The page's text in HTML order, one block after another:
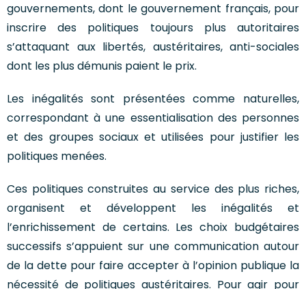
gouvernements, dont le gouvernement français, pour
inscrire des politiques toujours plus autoritaires
s’attaquant aux libertés, austéritaires, anti-sociales
dont les plus démunis paient le prix.
Les inégalités sont présentées comme naturelles,
correspondant à une essentialisation des personnes
et des groupes sociaux et utilisées pour justifier les
politiques menées.
Ces politiques construites au service des plus riches,
organisent et développent les inégalités et
l’enrichissement de certains. Les choix budgétaires
successifs s’appuient sur une communication autour
de la dette pour faire accepter à l’opinion publique la
nécessité de politiques austéritaires. Pour agir pour